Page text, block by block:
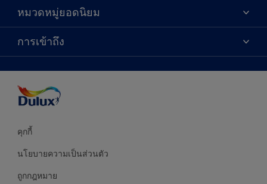
เกี่ยวกับดูลักซ์
ติดต่อเรา
ค้นหาร้านค้า
หมวดหมู่ยอดนิยม
ผลิตภัณฑ์
ไอเดียการตกแต่ง
คำแนะนำจากผู้เชี่ยวชาญ
บริการออกแบบสี
การเข้าถึง
คุกกี้
นโยบายความเป็นส่วนตัว
ถูกกฎหมาย